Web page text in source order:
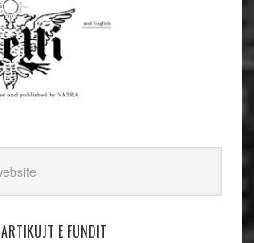
ARTIKUJT E FUNDIT